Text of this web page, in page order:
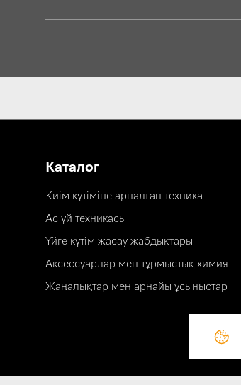
Каталог
Киім күтіміне арналған техника
Ас үй техникасы
Үйге күтім жасау жабдықтары
Аксессуарлар мен тұрмыстық химия
Жаңалықтар мен арнайы ұсыныстар